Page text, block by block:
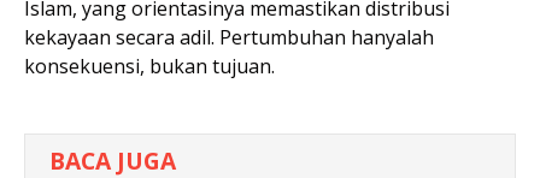
Islam, yang orientasinya memastikan distribusi
kekayaan secara adil. Pertumbuhan hanyalah
konsekuensi, bukan tujuan.
BACA JUGA